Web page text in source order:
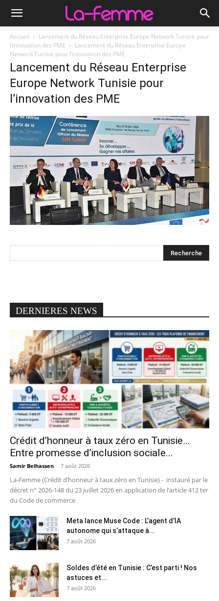
Accueil
Lancement du Réseau Enterprise Europe Network Tunisie pour
l’innovation des PME
Lancement du Réseau Enterprise Europe
Network Tunisie pour l’innovation des PME
Lancement du Réseau Enterprise
Europe Network Tunisie pour
l’innovation des PME
DERNIERES NEWS
Crédit d’honneur à taux zéro en Tunisie…
Entre promesse d’inclusion sociale...
Samir Belhassen - 7 août 2026
La-Femme (Crédit d’honneur à taux zéro en Tunisie) - instauré par le
décret n° 2026-148 du 23 juillet 2026 en application de l’article 412 ter
du Code de commerce
Meta lance Muse Code : L’agent d’IA
autonome qui s’attaque à...
7 août 2026
Soldes d’été en Tunisie : C’est parti ! Nos
astuces et...
7 août 2026